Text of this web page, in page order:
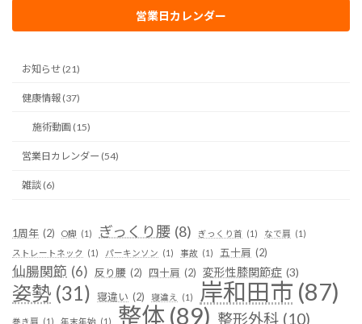
営業日カレンダー
お知らせ (21)
健康情報 (37)
施術動画 (15)
営業日カレンダー (54)
雑談 (6)
1周年 (2) O脚 (1) ぎっくり腰 (8) ぎっくり首 (1) なで肩 (1)
ストレートネック
(1) パーキンソン (1) 事故 (1) 五十肩 (2)
仙腸関節 (6) 反り腰 (2) 四十肩 (2) 変形性膝関節症 (3)
姿勢 (31) 寝違い (2) 寝違え (1) 岸和田市 (87)
巻き肩 (1) 年末年始 (1) 整体 (89) 整形外科 (10)